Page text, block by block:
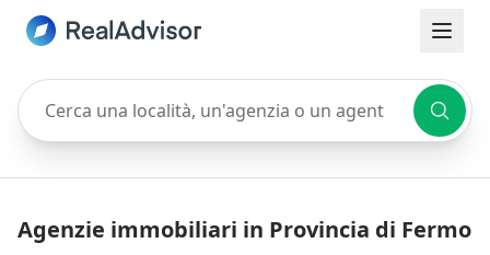
Cerca una località, un'agenzia o un agente
Agenzie immobiliari in Provincia di Fermo